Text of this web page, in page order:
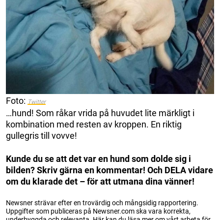
Foto: Twitter
…hund! Som råkar vrida på huvudet lite märkligt i
kombination med resten av kroppen. En riktig
gullegris till vovve!
Kunde du se att det var en hund som dolde sig i
bilden? Skriv gärna en kommentar! Och DELA vidare
om du klarade det – för att utmana dina vänner!
Newsner strävar efter en trovärdig och mångsidig rapportering.
Uppgifter som publiceras på Newsner.com ska vara korrekta,